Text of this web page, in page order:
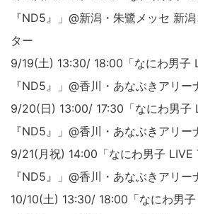
『ND5』」@新潟・朱鷺メッセ 新
ター
9/19(土) 13:30/ 18:00「なにわ男子
『ND5』」@香川・あなぶきアリー
9/20(日) 13:00/ 17:30「なにわ男子
『ND5』」@香川・あなぶきアリー
9/21(月祝) 14:00「なにわ男子 LIVE
『ND5』」@香川・あなぶきアリー
10/10(土) 13:30/ 18:00「なにわ男